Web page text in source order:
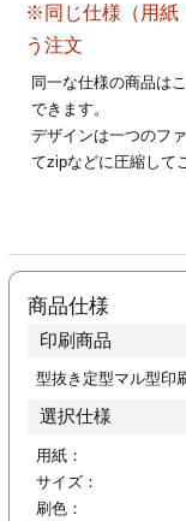
ァイル印刷
印刷
印刷
リーブ印刷
加工
刷
カード印刷
フォルダー
ァイル印刷
※同じ仕様（用紙
う注文
同一な仕様の商品は
できます。
デザインは一つのフ
てzipなどに圧縮して
商品仕様
印刷商品
型抜き定型マル型印
選択仕様
用紙：
サイズ：
刷色：